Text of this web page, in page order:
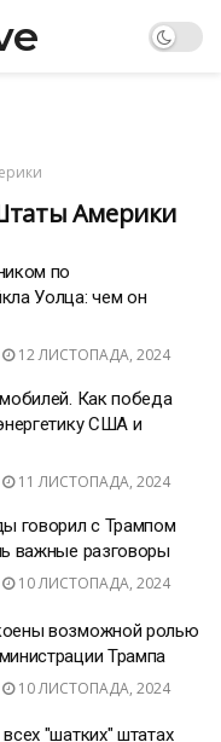
Америки
по
Уолца: чем он
12 ЛИСТОПАДА, 2024
Как победа
США и
11 ЛИСТОПАДА, 2024
говорил с Трампом
важные разговоры
10 ЛИСТОПАДА, 2024
возможной ролью
Трампа
10 ЛИСТОПАДА, 2024
"шатких" штатах